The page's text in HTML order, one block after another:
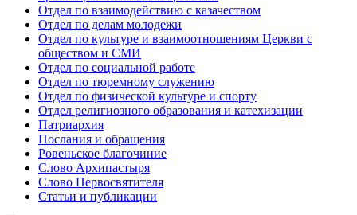
Отдел по взаимодействию с казачеством
Отдел по делам молодежи
Отдел по культуре и взаимоотношениям Церкви с
обществом и СМИ
Отдел по социальной работе
Отдел по тюремному служению
Отдел по физической культуре и спорту
Отдел религиозного образования и катехизации
Патриархия
Послания и обращения
Ровеньское благочиние
Слово Архипастыря
Слово Первосвятителя
Статьи и публикации